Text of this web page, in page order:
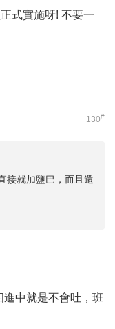
式實施呀! 不要一
130#
接就加鹽巴，而且還
中就是不會吐，班